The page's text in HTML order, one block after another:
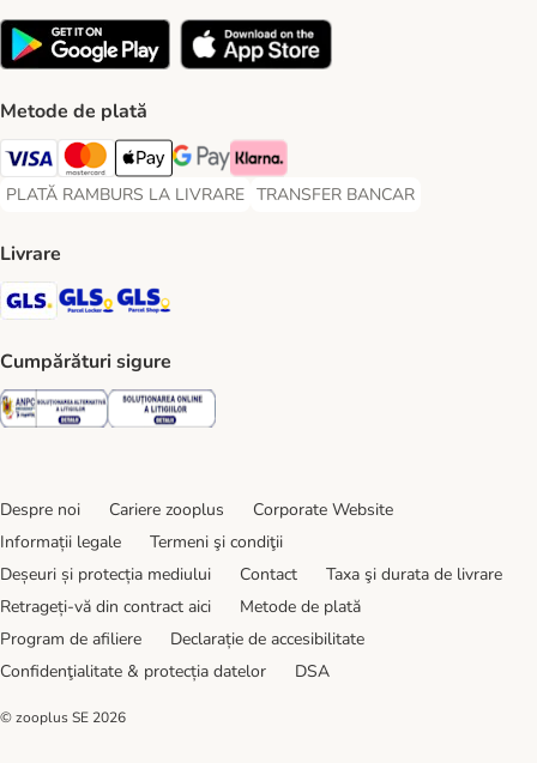
Metode de plată
Visa Payment Method
Master Card Payment Method
Apple Pay Payment Method
Google Pay Payment Method
Klarna Payment Method
PLATĂ RAMBURS LA LIVRARE
PLATĂ RAMBURS LA LIVRARE Payment Method
TRANSFER BANCAR
TRANSFER BANCAR Payment
Livrare
GLS Shipping Method
GLS Locker Shipping Method
Cumpărături sigure
Security Security
Despre noi Cariere zooplus
Corporate Website
Informații legale
Termeni şi condiţii
Deșeuri și protecția mediului
Contact
Taxa şi durata de livrare
Retrageți-vă din contract aici
Metode de plată
Program de afiliere
Declarație de accesibilitate
Confidenţialitate & protecția datelor
DSA
© zooplus SE 2026